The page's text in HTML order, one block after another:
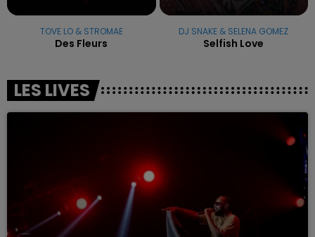
TOVE LO & STROMAE
Des Fleurs
DJ SNAKE & SELENA GOMEZ
Selfish Love
LES LIVES